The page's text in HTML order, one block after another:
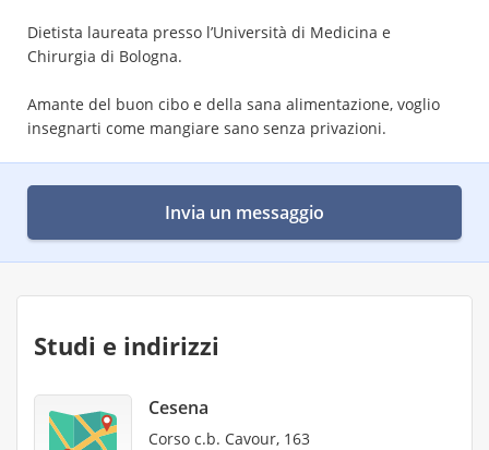
Dietista laureata presso l’Università di Medicina e
Chirurgia di Bologna.
Amante del buon cibo e della sana alimentazione, voglio
insegnarti come mangiare sano senza privazioni.
Invia un messaggio
Studi e indirizzi
Cesena
Corso c.b. Cavour, 163